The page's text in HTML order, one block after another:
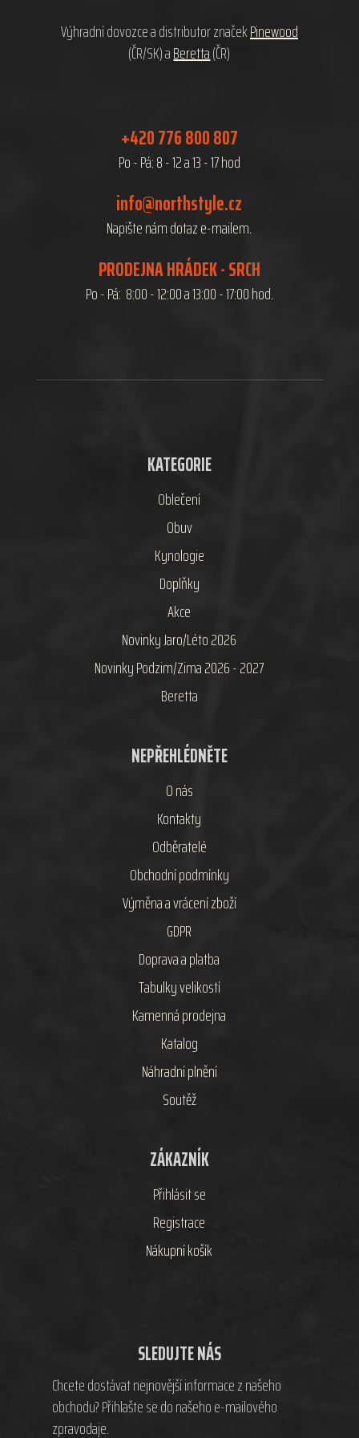
Výhradní dovozce a distributor značekPinewood
(ČR/SK) aBeretta(ČR)
+420 776 800 807
Po - Pá: 8 - 12 a 13 - 17 hod
info@northstyle.cz
Napište nám dotaz e-mailem.
PRODEJNA HRÁDEK - SRCH
Po - Pá: 8:00 - 12:00 a 13:00 - 17:00 hod.
KATEGORIE
Oblečení
Obuv
Kynologie
Doplňky
Akce
Novinky Jaro/Léto 2026
Novinky Podzim/Zima 2026 - 2027
Beretta
NEPŘEHLÉDNĚTE
O nás
Kontakty
Odběratelé
Obchodní podmínky
Výměna a vrácení zboží
GDPR
Doprava a platba
Tabulky velikostí
Kamenná prodejna
Katalog
Náhradní plnění
Soutěž
ZÁKAZNÍK
Přihlásit se
Registrace
Nákupní košík
SLEDUJTE NÁS
Chcete dostávat nejnovější informace z našeho
obchodu? Přihlašte se do našeho e-mailového
zpravodaje.